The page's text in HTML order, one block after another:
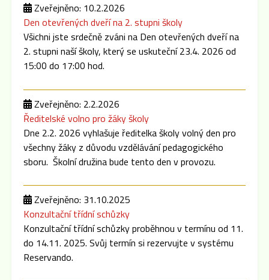
Zveřejněno: 10.2.2026
Den otevřených dveří na 2. stupni školy
Všichni jste srdečně zváni na Den otevřených dveří na
2. stupni naší školy, který se uskuteční 23.4. 2026 od
15:00 do 17:00 hod.
Zveřejněno: 2.2.2026
Ředitelské volno pro žáky školy
Dne 2.2. 2026 vyhlašuje ředitelka školy volný den pro
všechny žáky z důvodu vzdělávání pedagogického
sboru. Školní družina bude tento den v provozu.
Zveřejněno: 31.10.2025
Konzultační třídní schůzky
Konzultační třídní schůzky proběhnou v termínu od 11.
do 14.11. 2025. Svůj termín si rezervujte v systému
Reservando.